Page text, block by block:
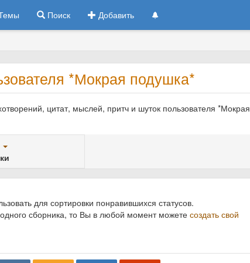
Поиск Добавить
*Мокрая подушка*
цитат, мыслей, притч и шуток пользователя *Мокрая
для сортировки понравившихся статусов.
сборника, то Вы в любой момент можетесоздать свой